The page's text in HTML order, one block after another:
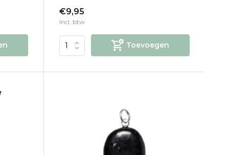
€9,95
Incl. btw
Toevoegen